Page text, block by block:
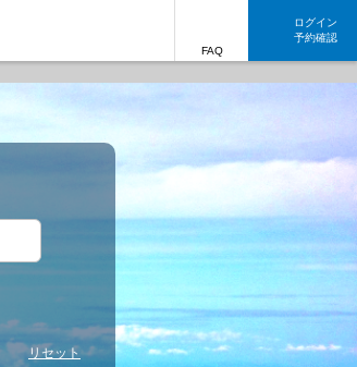
FAQ
ログイン
予約確認
リセット